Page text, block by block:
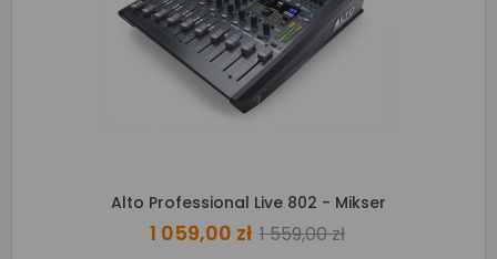
Alto Professional Live 802 - Mikser
1 059,00 zł 1 559,00 zł